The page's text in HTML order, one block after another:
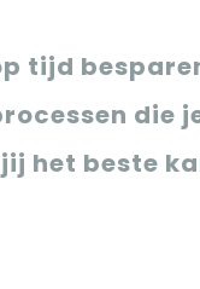
tijd
die
het beste